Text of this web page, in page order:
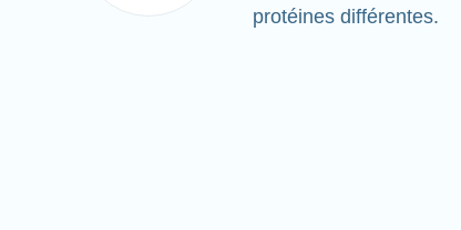
protéines différentes.